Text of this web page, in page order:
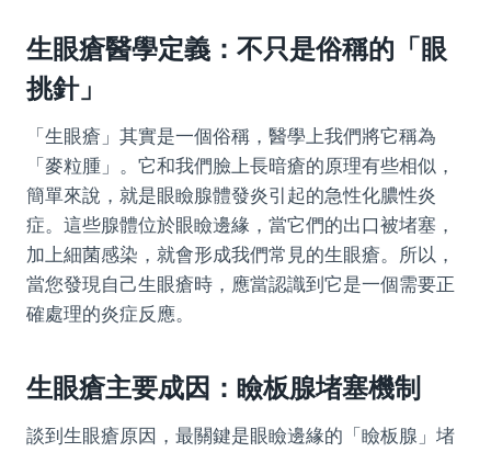
生眼瘡醫學定義：不只是俗稱的「眼
挑針」
「生眼瘡」其實是一個俗稱，醫學上我們將它稱為
「麥粒腫」。它和我們臉上長暗瘡的原理有些相似，
簡單來說，就是眼瞼腺體發炎引起的急性化膿性炎
症。這些腺體位於眼瞼邊緣，當它們的出口被堵塞，
加上細菌感染，就會形成我們常見的生眼瘡。所以，
當您發現自己生眼瘡時，應當認識到它是一個需要正
確處理的炎症反應。
生眼瘡主要成因：瞼板腺堵塞機制
談到生眼瘡原因，最關鍵是眼瞼邊緣的「瞼板腺」堵